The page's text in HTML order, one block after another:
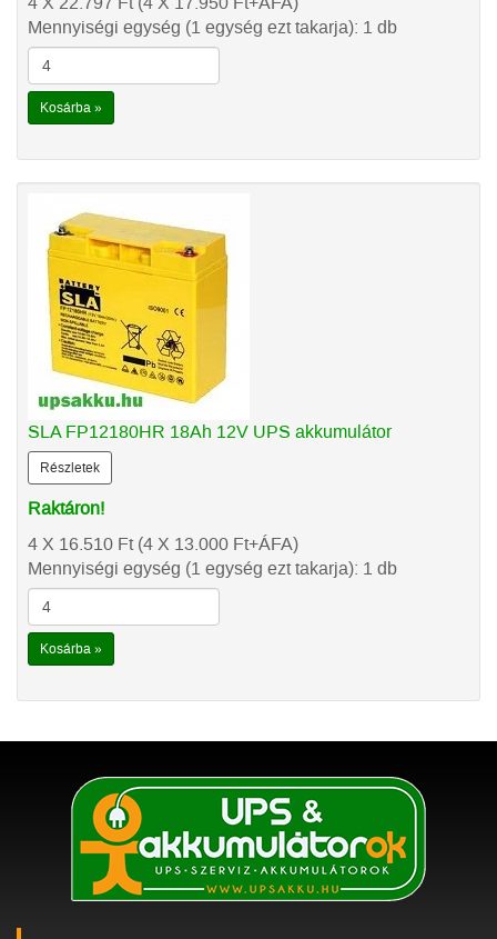
Mennyiségi egység (1 egység ezt takarja): 1 db
Kosárba »
SLA FP12180HR 18Ah 12V UPS akkumulátor
Részletek
Raktáron!
4 X 16.510 Ft(4 X 13.000 Ft+ÁFA)
Mennyiségi egység (1 egység ezt takarja): 1 db
Kosárba »